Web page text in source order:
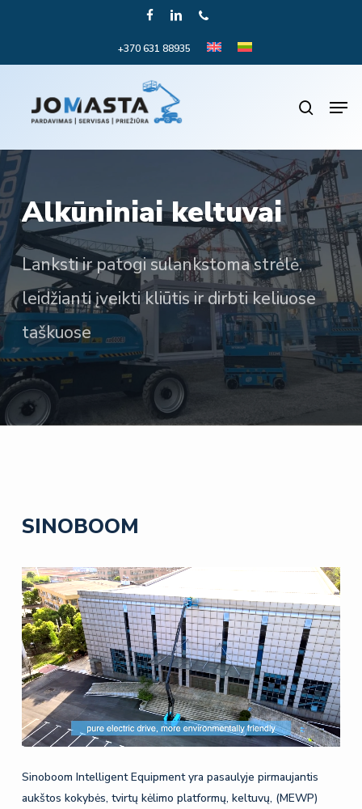
FACEBOOKLINKEDINPHONE
+370 631 88935
search
Alkūniniai keltuvai
Lanksti ir patogi sulankstoma strėlė,
leidžianti įveikti kliūtis ir dirbti keliuose
taškuose
SINOBOOM
Sinoboom Intelligent Equipment yra pasaulyje pirmaujantis
aukštos kokybės, tvirtų kėlimo platformų, keltuvų, (MEWP)